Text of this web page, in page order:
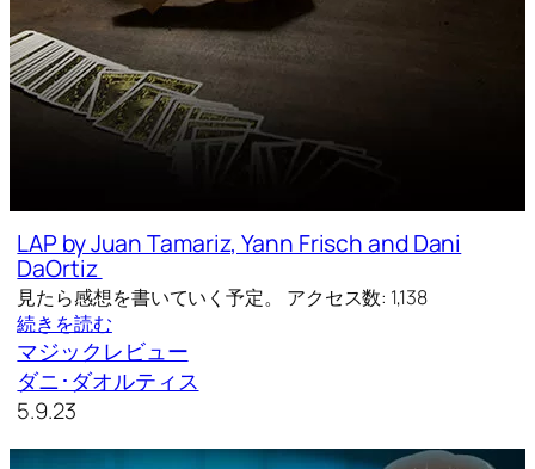
LAP by Juan Tamariz, Yann Frisch and Dani
DaOrtiz
見たら感想を書いていく予定。 アクセス数: 1,138
続きを読む
マジックレビュー
ダニ･ダオルティス
5.9.23